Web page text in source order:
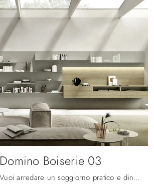
Domino Boiserie 03
Vuoi arredare un soggiorno pratico e dinamico? Ti offriamo la parete attrezzata Domino Boiserie 03 Sangiacomo dalle forme decise moderne.